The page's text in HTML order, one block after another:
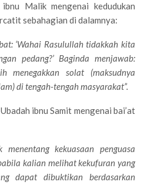
Malik mengenai kedudukan
sebahagian di dalamnya:
‘Wahai Rasulullah tidakkah kita
pedang?’ Baginda menjawab:
menegakkan solat (maksudnya
di tengah-tengah masyarakat”.
ibnu Samit mengenai bai’at
kekuasaan penguasa
kalian melihat kekufuran yang
dapat dibuktikan berdasarkan